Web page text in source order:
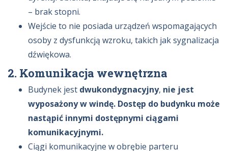
– brak stopni.
Wejście to nie posiada urządzeń wspomagających
osoby z dysfunkcją wzroku, takich jak sygnalizacja
dźwiękowa.
2. Komunikacja wewnętrzna
Budynek jest dwukondygnacyjny, nie jest
wyposażony w windę. Dostęp do budynku może
nastąpić innymi dostępnymi ciągami
komunikacyjnymi.
Ciągi komunikacyjne w obrębie parteru